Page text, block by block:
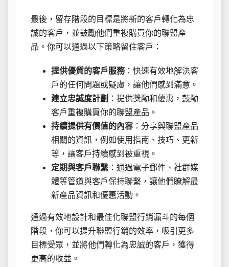
最後，留存階段的目標是將新的客戶轉化為忠
誠的客戶，並鼓勵他們重複購買你的聯盟產
品。你可以通過以下策略留住客戶：
提供優質的客戶服務：快速有效地解決客
戶的任何問題或疑慮，讓他們感到滿意。
建立忠誠度計劃 ：提供獎勵和優惠，鼓勵
客戶重複購買你的聯盟產品。
持續提供有價值的內容 ：分享與聯盟產品
相關的資訊，例如使用指南、技巧、更新
等，讓客戶持續感到被重視。
定期與客戶聯繫 ：通過電子郵件、社群媒
體等管道與客戶保持聯繫，讓他們瞭解最
新產品資訊和優惠活動。
通過有效地設計和最佳化聯盟行銷漏斗的每個
階段，你可以提升聯盟行銷的效率，吸引更多
目標受眾，並將他們轉化為忠誠的客戶，獲得
更高的收益。